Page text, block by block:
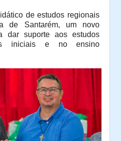
de estudos regionais
de Santarém, um novo
dar suporte aos estudos
iniciais e no ensino